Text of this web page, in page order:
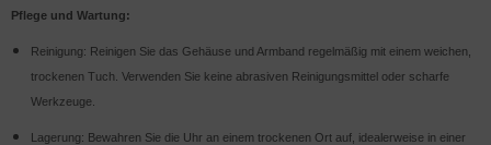
Pflege und Wartung:
Reinigung: Reinigen Sie das Gehäuse und Armband regelmäßig mit einem weichen,
trockenen Tuch. Verwenden Sie keine abrasiven Reinigungsmittel oder scharfe
Werkzeuge.
Lagerung: Bewahren Sie die Uhr an einem trockenen Ort auf, idealerweise in einer